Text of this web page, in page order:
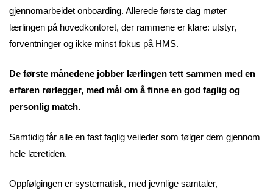
gjennomarbeidet onboarding. Allerede første dag møter
lærlingen på hovedkontoret, der rammene er klare: utstyr,
forventninger og ikke minst fokus på HMS.
De første månedene jobber lærlingen tett sammen med en
erfaren rørlegger, med mål om å finne en god faglig og
personlig match.
Samtidig får alle en fast faglig veileder som følger dem gjennom
hele læretiden.
Oppfølgingen er systematisk, med jevnlige samtaler,